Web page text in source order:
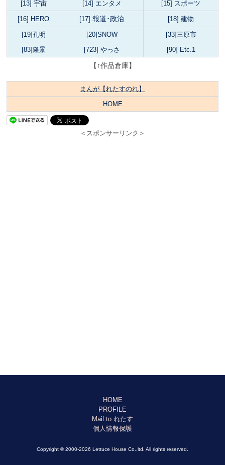
[13] 宇宙 [14] エンタメ [15] スポーツ
[16] HERO [17] 報道･政治 [18] 建物
[19]孔明 [20]SNOW
[33]三原市
[83]隆景
[723] やっさ [90] Etc.1
【↑作品倉庫】
まんが【れたすのれ】
HOME
＜スポンサーリンク＞
HOME
PROFILE
Mail to れたす
個人情報保護
Copyright © 2000-2026 Lettuce House Co.,ltd. All rights reserved.